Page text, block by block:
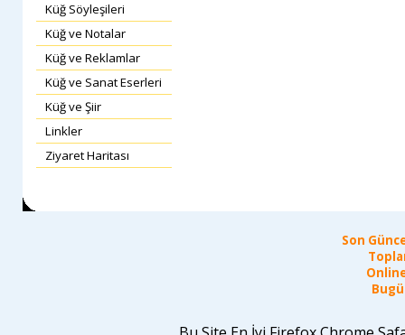
Küğ Söyleşileri
Küğ ve Notalar
Küğ ve Reklamlar
Küğ ve Sanat Eserleri
Küğ ve Şiir
Linkler
Ziyaret Haritası
Son